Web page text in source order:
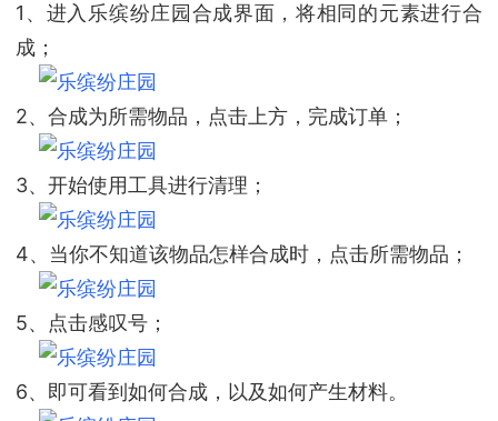
1、进入乐缤纷庄园合成界面，将相同的元素进行合
成；
2、合成为所需物品，点击上方，完成订单；
3、开始使用工具进行清理；
4、当你不知道该物品怎样合成时，点击所需物品；
5、点击感叹号；
6、即可看到如何合成，以及如何产生材料。